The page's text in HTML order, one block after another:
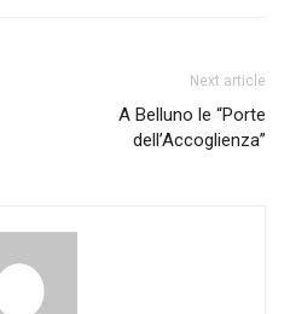
Next article
A Belluno le “Porte
dell’Accoglienza’’